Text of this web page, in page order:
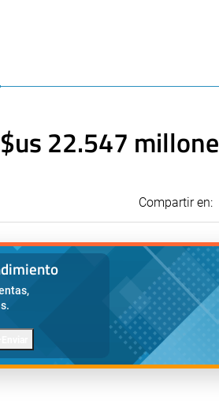
22.547
Compartir en: